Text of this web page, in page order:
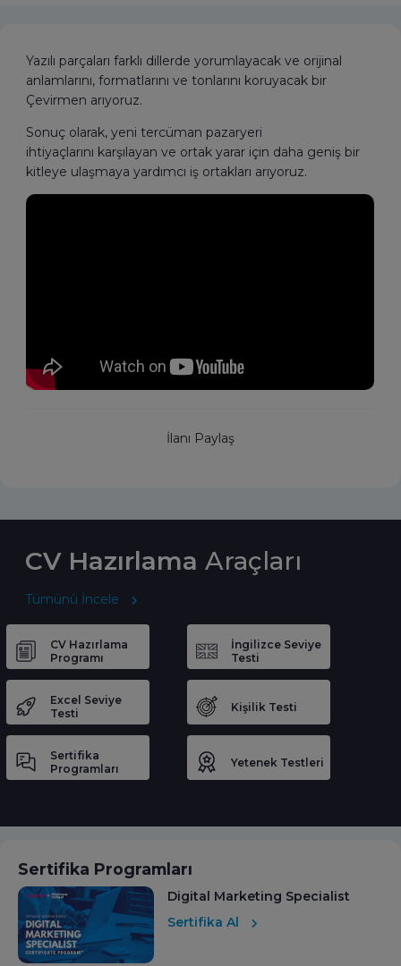
Yazılı parçaları farklı dillerde yorumlayacak ve orijinal
anlamlarını, formatlarını ve tonlarını koruyacak bir
Çevirmen arıyoruz.
Sonuç olarak, yeni tercüman pazaryeri
ihtiyaçlarını karşılayan ve ortak yarar için daha geniş bir
kitleye ulaşmaya yardımcı iş ortakları arıyoruz.
İlanı Paylaş
CV Hazırlama Araçları
Tümünü İncele
CV Hazırlama
Programı
İngilizce Seviye
Testi
Excel Seviye
Testi
Kişilik Testi
Sertifika
Programları
Yetenek Testleri
Sertifika Programları
Digital Marketing Specialist
Sertifika Al